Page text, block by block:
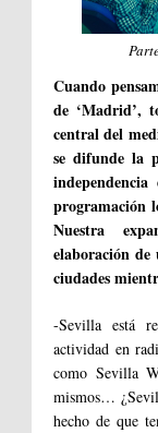
Cuando
de ‘Madrid’,
central del
se difunde la
programación
Nuestra
elaboración de
ciudades
-Sevilla está
actividad en
como Sevilla
mismos…
hecho de que